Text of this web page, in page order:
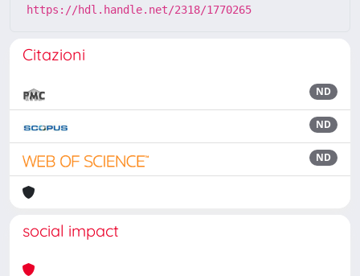
https://hdl.handle.net/2318/1770265
Citazioni
ND
ND
ND
social impact